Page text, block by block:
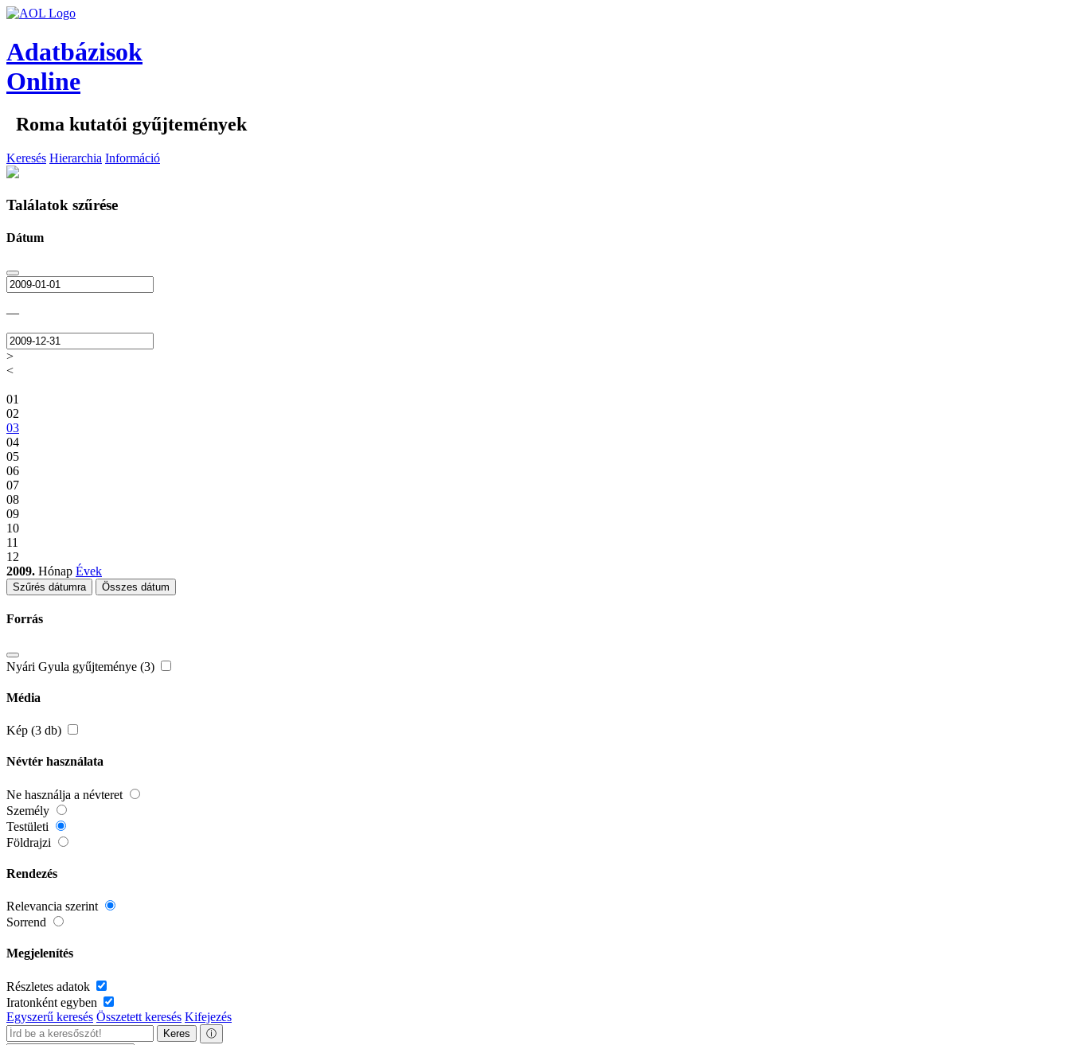
Adatbázisok
Online
Roma kutatói gyűjtemények
Keresés Hierarchia Információ
Találatok szűrése
Dátum
—
>
<
01
02
03
04
05
06
07
08
09
10
11
12
2009. Hónap Évek
Szűrés dátumra Összes dátum
Forrás
Nyári Gyula gyűjteménye (3)
Média
Kép (3 db)
Névtér használata
Ne használja a névteret
Személy
Testületi
Földrajzi
Rendezés
Relevancia szerint
Sorrend
Megjelenítés
Részletes adatok
Iratonként egyben
Egyszerű keresés Összetett keresés Kifejezés
Keres ⓘ